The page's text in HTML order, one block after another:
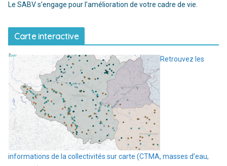
Le SABV s’engage pour l’amélioration de votre cadre de vie.
Carte interactive
Retrouvez les
informations de la collectivités sur carte (CTMA, masses d’eau,